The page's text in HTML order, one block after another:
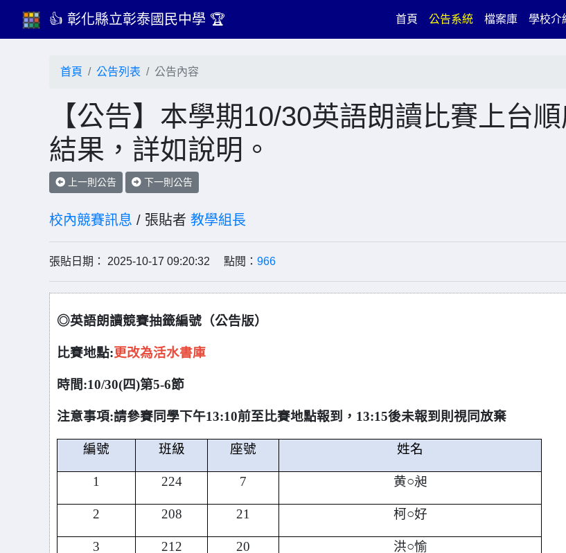
👍 彰化縣立彰泰國民中學 🏆 首頁(current)
公告系統 檔案庫 學校介
首頁 公告列表 公告內容
【公告】本學期10/30英語朗讀比賽上台
結果，詳如說明。
上一則公告 下一則公告
校內競賽訊息 / 張貼者 教學組長
張貼日期： 2025-10-17 09:20:32 點閱： 966
◎英語朗讀競賽抽籤編號（公告版）
比賽地點:更改為活水書庫
時間:10/30(四)第5-6節
注意事項:請參賽同學下午13:10前至比賽地點報到，13:15後未報到則視同放棄
編號 班級 座號 姓名
1 224 7 黄○昶
2 208 21 柯○好
3 212 20 洪○愉